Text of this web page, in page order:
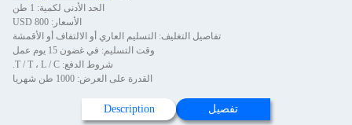
الحد الأدنى لكمية: 1 طن
الأسعار: 800 USD
تفاصيل التغليف: التسليم العاري أو الالتفاف أو الأقمشة
وقت التسليم: في غضون 15 يوم عمل
شروط الدفع: T / T ، L / C.
القدرة على العرض: 1000 طن شهريا
تفصيل Description